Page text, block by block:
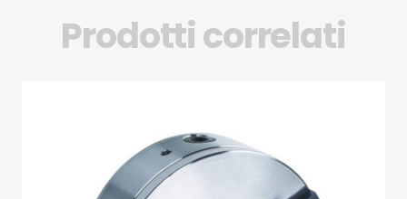
Prodotti correlati